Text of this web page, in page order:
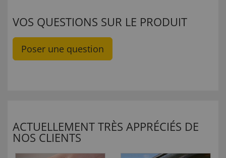
VOS QUESTIONS SUR LE PRODUIT
Poser une question
ACTUELLEMENT TRÈS APPRÉCIÉS DE
NOS CLIENTS